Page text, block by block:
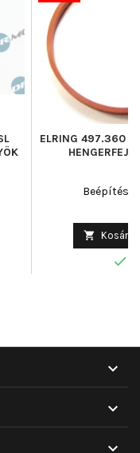
ELRING 497.360
HENGERFEJ
Beépítési
 Kosárba



